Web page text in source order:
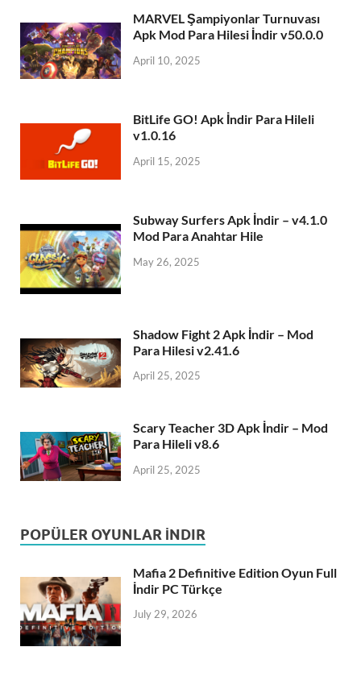
MARVEL Şampiyonlar Turnuvası
Apk Mod Para Hilesi İndir v50.0.0
April 10, 2025
BitLife GO! Apk İndir Para Hileli
v1.0.16
April 15, 2025
Subway Surfers Apk İndir – v4.1.0
Mod Para Anahtar Hile
May 26, 2025
Shadow Fight 2 Apk İndir – Mod
Para Hilesi v2.41.6
April 25, 2025
Scary Teacher 3D Apk İndir – Mod
Para Hileli v8.6
April 25, 2025
POPÜLER OYUNLAR İNDIR
Mafia 2 Definitive Edition Oyun Full
İndir PC Türkçe
July 29, 2026